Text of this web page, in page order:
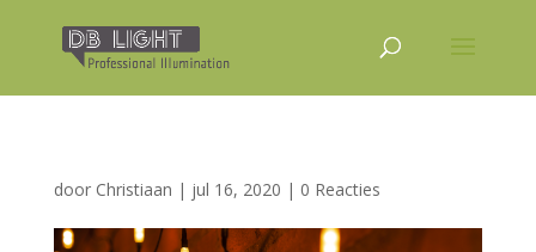
door Christiaan | jul 16, 2020 | 0 Reacties